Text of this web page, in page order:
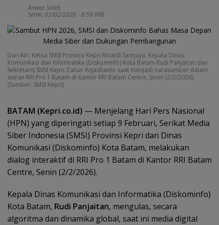
Anwar Saleh
Senin, 02/02/2026 - 8:59 WIB
Dari kiri: Ketua SMSI Provinsi Kepri Rinaldi Samjaya, Kepala Dinas
Komunikasi dan Informatika (Diskominfo) Kota Batam Rudi Panjaitan dan
Sekretaris SMSI Kepri Zabur Anjasfianto saat menjadi narasumber dalam
siaran RRI Pro 1 Batam di Kantor RRI Batam Centre, Senin (2/2/2026).
(Sumber: SMSI Kepri)
BATAM (Kepri.co.id) — Menjelang Hari Pers Nasional
(HPN) yang diperingati setiap 9 Februari, Serikat Media
Siber Indonesia (SMSI) Provinsi Kepri dan Dinas
Komunikasi (Diskominfo) Kota Batam, melakukan
dialog interaktif di RRI Pro 1 Batam di Kantor RRI Batam
Centre, Senin (2/2/2026).
Kepala Dinas Komunikasi dan Informatika (Diskominfo)
Kota Batam, Rudi Panjaitan, mengulas, secara
algoritma dan dinamika global, saat ini media digital